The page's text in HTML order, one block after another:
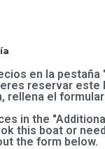
en la pestaña
reservar este
rellena el
in the
this boat or
the form below.